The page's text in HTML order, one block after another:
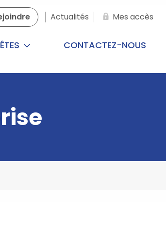
Actualités Mes accès
CONTACTEZ-NOUS